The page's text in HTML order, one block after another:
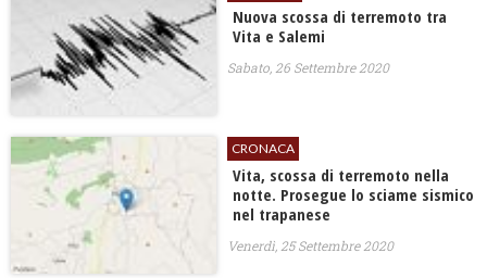
Nuova scossa di terremoto tra
Vita e Salemi
Sabato, 26 Settembre 2020
CRONACA
Vita, scossa di terremoto nella
notte. Prosegue lo sciame sismico
nel trapanese
Venerdì, 25 Settembre 2020